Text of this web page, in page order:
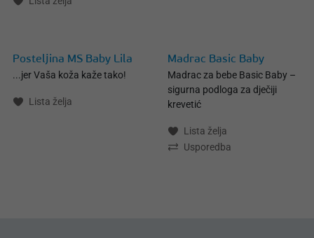
Posteljina MS Baby Lila
...jer Vaša koža kaže tako!
Lista želja
Madrac Basic Baby
Madrac za bebe Basic Baby –
sigurna podloga za dječiji
krevetić
Lista želja
Usporedba